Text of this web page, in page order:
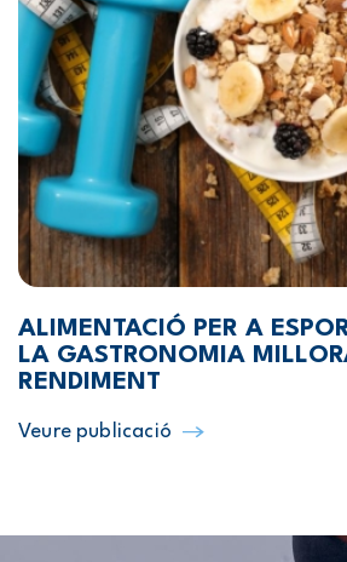
ALIMENTACIÓ PER A
LA GASTRONOMIA
RENDIMENT
Veure publicació